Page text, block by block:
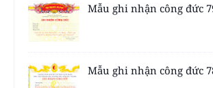
Mẫu ghi nhận công đức
Mẫu ghi nhận công đức